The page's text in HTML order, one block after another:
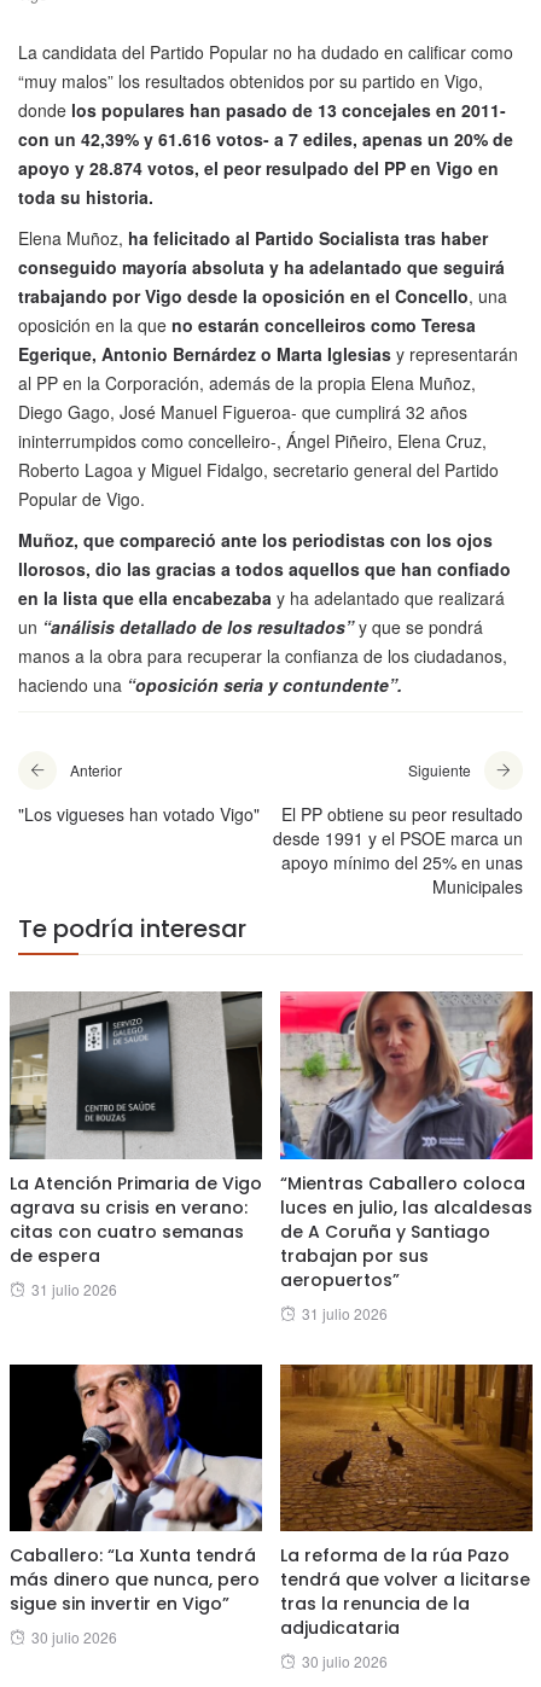
La candidata del Partido Popular no ha dudado en calificar como
“muy malos” los resultados obtenidos por su partido en Vigo,
donde los populares han pasado de 13 concejales en 2011-
con un 42,39% y 61.616 votos- a 7 ediles, apenas un 20% de
apoyo y 28.874 votos, el peor resulpado del PP en Vigo en
toda su historia.
Elena Muñoz, ha felicitado al Partido Socialista tras haber
conseguido mayoría absoluta y ha adelantado que seguirá
trabajando por Vigo desde la oposición en el Concello, una
oposición en la que no estarán concelleiros como Teresa
Egerique, Antonio Bernárdez o Marta Iglesias y representarán
al PP en la Corporación, además de la propia Elena Muñoz,
Diego Gago, José Manuel Figueroa- que cumplirá 32 años
ininterrumpidos como concelleiro-, Ángel Piñeiro, Elena Cruz,
Roberto Lagoa y Miguel Fidalgo, secretario general del Partido
Popular de Vigo.
Muñoz, que compareció ante los periodistas con los ojos
llorosos, dio las gracias a todos aquellos que han confiado
en la lista que ella encabezaba y ha adelantado que realizará
un “análisis detallado de los resultados” y que se pondrá
manos a la obra para recuperar la confianza de los ciudadanos,
haciendo una “oposición seria y contundente”.
Anterior
"Los vigueses han votado Vigo"
Siguiente
El PP obtiene su peor resultado
desde 1991 y el PSOE marca un
apoyo mínimo del 25% en unas
Municipales
Te podría interesar
La Atención Primaria de Vigo
agrava su crisis en verano:
citas con cuatro semanas
de espera
Posted
31 julio 2026
“Mientras Caballero coloca
luces en julio, las alcaldesas
de A Coruña y Santiago
trabajan por sus
aeropuertos”
Posted
31 julio 2026
Caballero: “La Xunta tendrá
más dinero que nunca, pero
sigue sin invertir en Vigo”
Posted
30 julio 2026
La reforma de la rúa Pazo
tendrá que volver a licitarse
tras la renuncia de la
adjudicataria
Posted
30 julio 2026